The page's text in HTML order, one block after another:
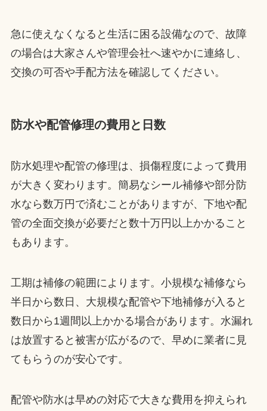
急に使えなくなると生活に困る設備なので、故障
の場合は大家さんや管理会社へ速やかに連絡し、
交換の可否や手配方法を確認してください。
防水や配管修理の費用と日数
防水処理や配管の修理は、損傷程度によって費用
が大きく変わります。簡易なシール補修や部分防
水なら数万円で済むことがありますが、下地や配
管の全面交換が必要だと数十万円以上かかること
もあります。
工期は補修の範囲によります。小規模な補修なら
半日から数日、大規模な配管や下地補修が入ると
数日から1週間以上かかる場合があります。水漏れ
は放置すると被害が広がるので、早めに業者に見
てもらうのが安心です。
配管や防水は早めの対応で大きな費用を抑えられ